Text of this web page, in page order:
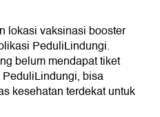
lokasi vaksinasi booster
PeduliLindungi.
belum mendapat tiket
bisa
kesehatan terdekat untuk